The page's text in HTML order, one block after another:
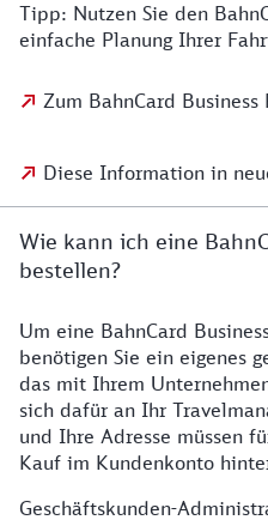
Tipp: Nutzen Sie den
einfache Planung Ihrer
Zum BahnCard Business
Diese Information in
Wie kann ich eine
bestellen?
Um eine BahnCard
benötigen Sie ein eigenes
das mit Ihrem
sich dafür an Ihr
und Ihre Adresse müssen
Kauf im Kundenkonto
Geschäftskunden-